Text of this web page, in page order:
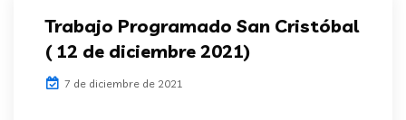
Trabajo Programado San Cristóbal
( 12 de diciembre 2021)
7 de diciembre de 2021